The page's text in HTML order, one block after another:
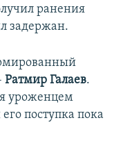
ранения
задержан.
Ратмир Галаев.
уроженцем
поступка пока